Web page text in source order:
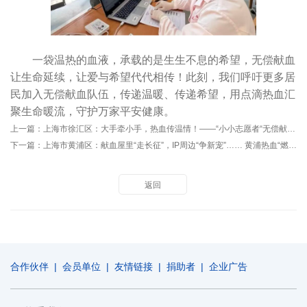
一袋温热的血液，承载的是生生不息的希望，无偿献血
让生命延续，让爱与希望代代相传！此刻，我们呼吁更多居
民加入无偿献血队伍，传递温暖、传递希望，用点滴热血汇
聚生命暖流，守护万家平安健康。
上一篇： 上海市徐汇区：大手牵小手，热血传温情！——“小小志愿者“无偿献血宣传招募公益活动
下一篇： 上海市黄浦区：献血屋里“走长征”，IP周边“争新宠”…… 黄浦热血“燃”动世界献血者日
返回
合作伙伴 | 会员单位 | 友情链接 | 捐助者 | 企业广告